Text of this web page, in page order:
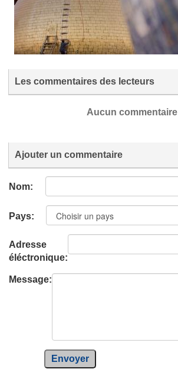
Les commentaires des lecteurs
Aucun commentaire
Ajouter un commentaire
Nom:
Pays:
Adresse
éléctronique:
Message:
Envoyer